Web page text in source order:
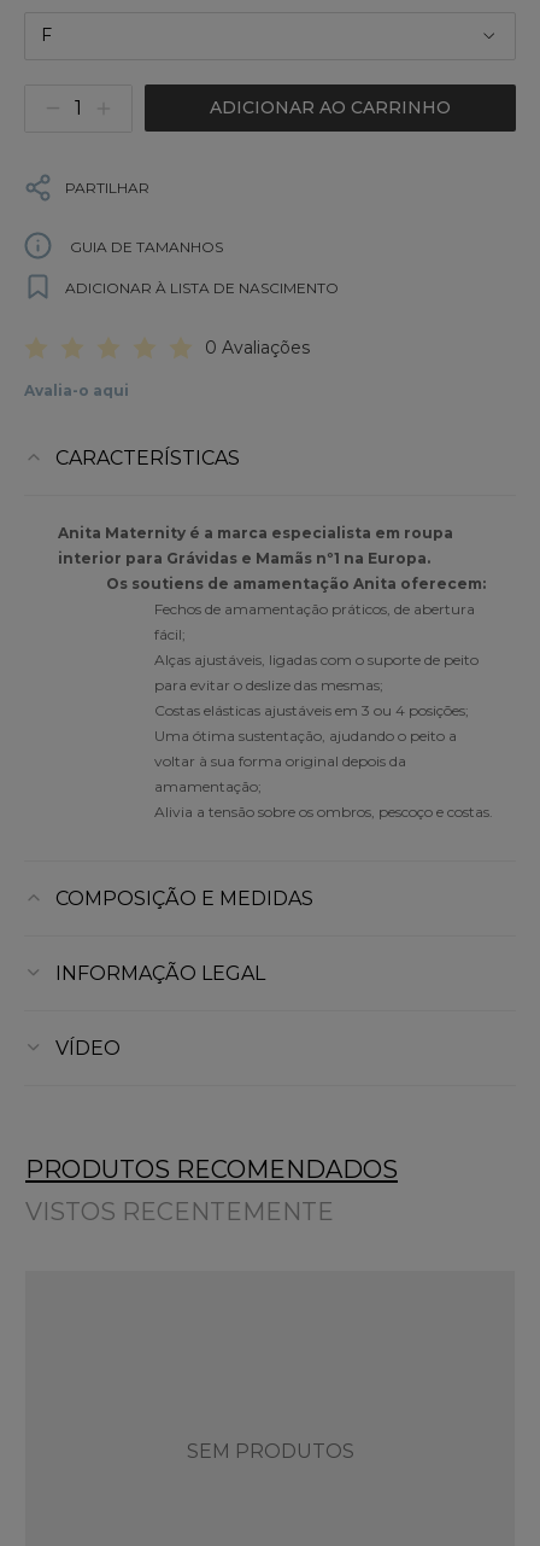
F
ADICIONAR AO CARRINHO
PARTILHAR
GUIA DE TAMANHOS
ADICIONAR À LISTA DE NASCIMENTO
0 Avaliações
Avalia-o aqui
CARACTERÍSTICAS
Anita Maternity é a marca especialista em roupa
interior para Grávidas e Mamãs nº1 na Europa.
Os soutiens de amamentação Anita oferecem:
Fechos de amamentação práticos, de abertura
fácil;
Alças ajustáveis, ligadas com o suporte de peito
para evitar o deslize das mesmas;
Costas elásticas ajustáveis em 3 ou 4 posições;
Uma ótima sustentação, ajudando o peito a
voltar à sua forma original depois da
amamentação;
Alivia a tensão sobre os ombros, pescoço e costas.
COMPOSIÇÃO E MEDIDAS
INFORMAÇÃO LEGAL
VÍDEO
PRODUTOS RECOMENDADOS
VISTOS RECENTEMENTE
SEM PRODUTOS